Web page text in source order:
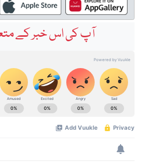
آپ کی اس خبر کے